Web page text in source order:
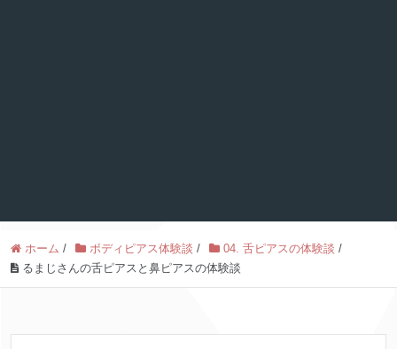
ホーム / ボディピアス体験談 / 04. 舌ピアスの体験談 /
るまじさんの舌ピアスと鼻ピアスの体験談